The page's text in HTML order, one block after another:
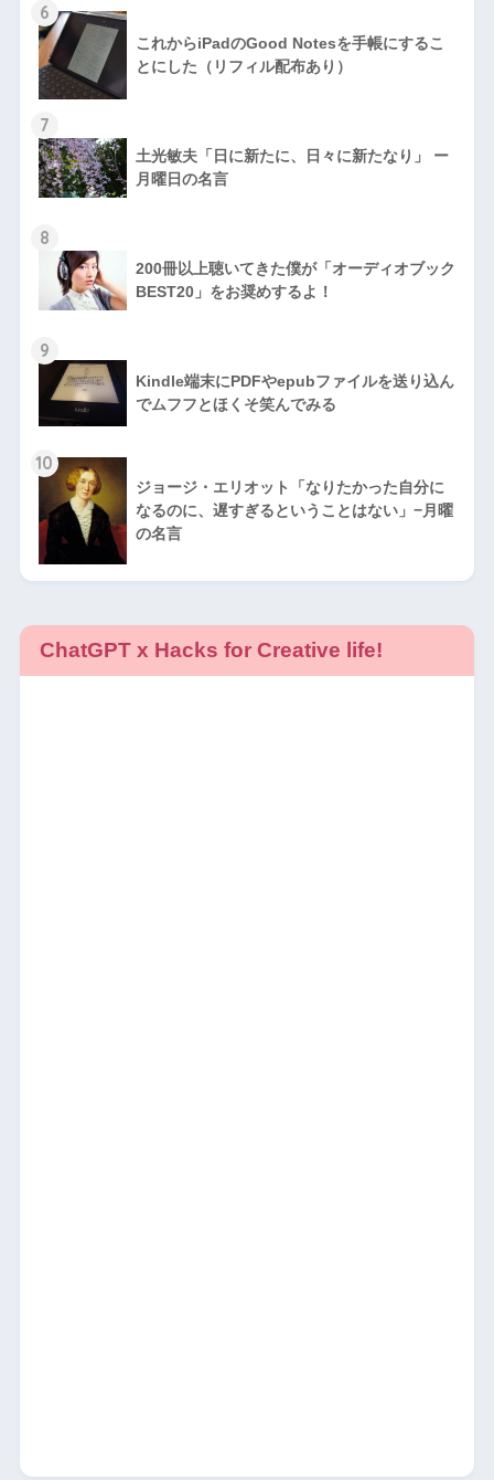
6
これからiPadのGood Notesを手帳にするこ
とにした（リフィル配布あり）
7
土光敏夫「日に新たに、日々に新たなり」 ー
月曜日の名言
8
200冊以上聴いてきた僕が「オーディオブック
BEST20」をお奨めするよ！
9
Kindle端末にPDFやepubファイルを送り込ん
でムフフとほくそ笑んでみる
10
ジョージ・エリオット「なりたかった自分に
なるのに、遅すぎるということはない」−月曜
の名言
ChatGPT x Hacks for Creative life!